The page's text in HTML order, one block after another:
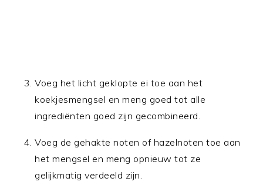
Voeg het licht geklopte ei toe aan het
koekjesmengsel en meng goed tot alle
ingrediënten goed zijn gecombineerd.
Voeg de gehakte noten of hazelnoten toe aan
het mengsel en meng opnieuw tot ze
gelijkmatig verdeeld zijn.